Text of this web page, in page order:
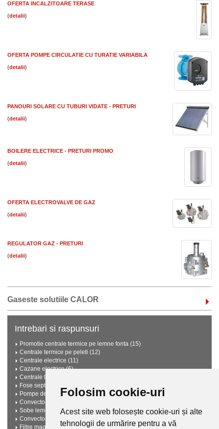
Folosim cookie-uri
Acest site web folosește cookie-uri și alte
tehnologii de urmărire pentru a vă
OFERTA INCALZITOARE TERASE
( )
OFERTA POMPE CIRCULATIE CU TURATIE VARIABILA
( )
PANOURI SOLARE CU TUBURI VIDATE - PRETURI
( )
BOILERE ELECTRICE - PRETURI PROMO
( )
OFERTA ELECTROVALVE DE GAZ
( )
REGULATOR GAZ - PRETURI
( )
Gaseste solutiile CALOR
Intrebari si raspunsuri
Promotie centrale termice pe lemne fonta (15)
Centrale termice pe peleti (12)
Centrale electrice (11)
Cazane electrice (6)
Centrale termice pe lemne cu gazeificare (6)
Fose septice ecologice (3)
Pompe de caldura (3)
Convectoare electrice (2)
Sobe lemne (2)
Convectoare pe gaz (2)
Filtre magnetice anticalcar (2)